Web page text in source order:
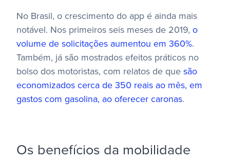
No Brasil, o crescimento do app é ainda mais
notável. Nos primeiros seis meses de 2019, o
volume de solicitações aumentou em 360%.
Também, já são mostrados efeitos práticos no
bolso dos motoristas, com relatos de que são
economizados cerca de 350 reais ao mês, em
gastos com gasolina, ao oferecer caronas.
Os benefícios da mobilidade